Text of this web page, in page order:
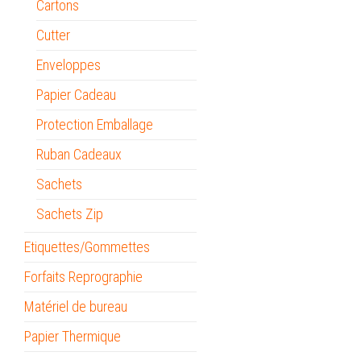
Cartons
Cutter
Enveloppes
Papier Cadeau
Protection Emballage
Ruban Cadeaux
Sachets
Sachets Zip
Etiquettes/Gommettes
Forfaits Reprographie
Matériel de bureau
Papier Thermique